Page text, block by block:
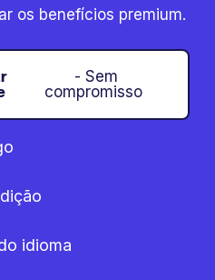
os benefícios premium.
- Sem
compromisso
idioma